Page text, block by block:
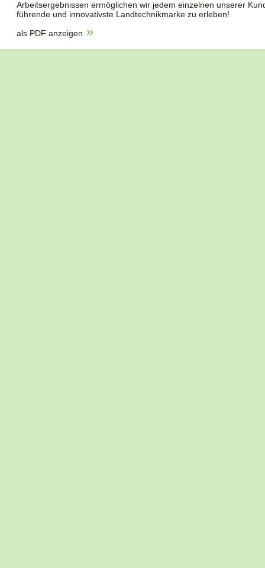
Arbeitsergebnissen ermöglichen wir jedem einzelnen unserer
führende und innovativste Landtechnikmarke zu erleben!
als PDF anzeigen